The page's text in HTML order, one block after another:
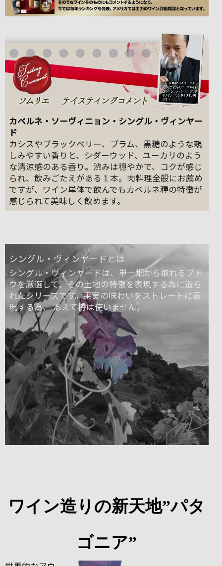
カベルネ・ソーヴィニョン・シングル・ヴィンヤー
ド
カシスやブラックベリー、プラム、黒糖のような親
しみやすい香りと、シダーウッド、ユーカリのよう
な清涼感のある香り。渋みは穏やかで、コクが感じ
られ、飲みごたえがある１本。肉料理全般にお薦め
ですが、ワイン単体で飲んでもカベルネ種の特徴が
感じられて美味しく飲めます。
シングル・ヴィンヤードとは
シングル・ヴィンヤードは、単一畑から取れるブド
ウを厳選して、その土地の特徴を表現する為に造ら
れたシリーズです。果実の味わいをストレートに表
現する為、 あえて樽は使いません。
ワイン造りの新天地”パタ
ゴニア”